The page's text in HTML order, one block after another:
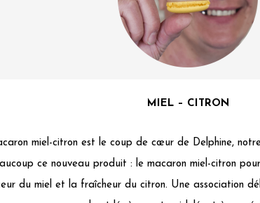
MIEL – CITRON
miel-citron est le coup de cœur de Delphine,
ce nouveau produit : le macaron miel-citron
du miel et la fraîcheur du citron. Une association